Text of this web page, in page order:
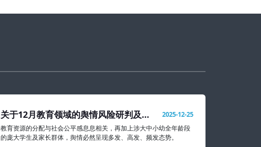
关于12月教育领域的舆情风险研判及处
置建议
2025-12-25
教育资源的分配与社会公平感息息相关，再加上涉大中小幼全年龄段
的庞大学生及家长群体，舆情必然呈现多发、高发、频发态势。